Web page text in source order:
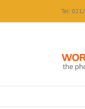
content
Tel: